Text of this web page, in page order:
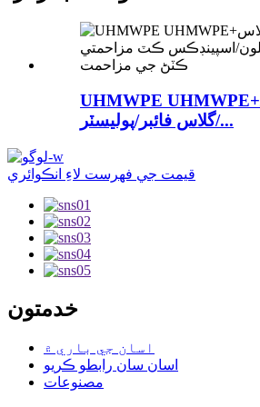
UHMWPE UHMWPE+اسٽيل وائر/
گلاس فائبر/پوليسٽر/...
قيمت جي فهرست لاءِ انڪوائري
خدمتون
اسان جي باري ۾
اسان سان رابطو ڪريو
مصنوعات